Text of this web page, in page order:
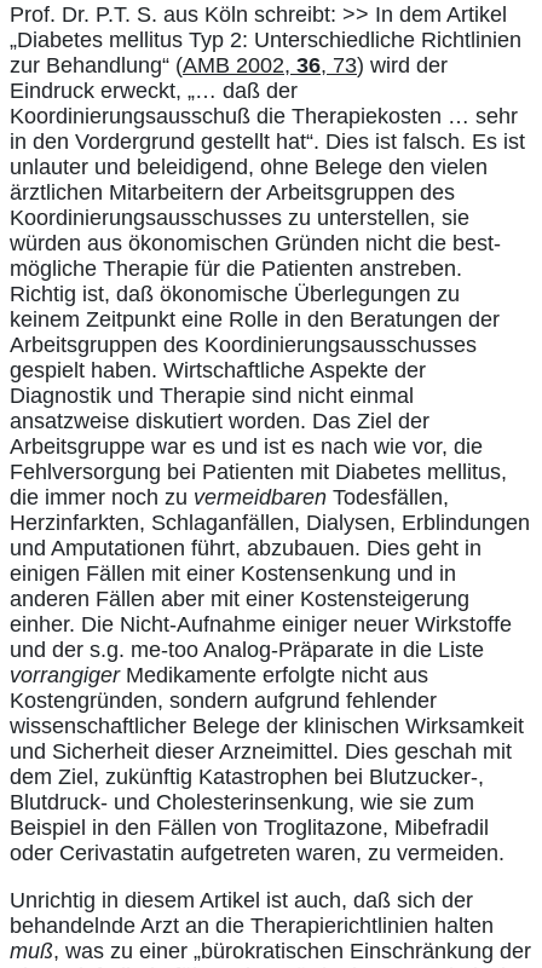
Prof. Dr. P.T. S. aus Köln schreibt: >> In dem Artikel
„Diabetes mellitus Typ 2: Unterschiedliche Richtlinien
zur Behandlung“ (AMB 2002, 36, 73) wird der
Eindruck erweckt, „… daß der
Koordinierungsausschuß die Therapiekosten … sehr
in den Vordergrund gestellt hat“. Dies ist falsch. Es ist
unlauter und beleidigend, ohne Belege den vielen
ärztlichen Mitarbeitern der Arbeitsgruppen des
Koordinierungsausschusses zu unterstellen, sie
würden aus ökonomischen Gründen nicht die best-
mögliche Therapie für die Patienten anstreben.
Richtig ist, daß ökonomische Überlegungen zu
keinem Zeitpunkt eine Rolle in den Beratungen der
Arbeitsgruppen des Koordinierungsausschusses
gespielt haben. Wirtschaftliche Aspekte der
Diagnostik und Therapie sind nicht einmal
ansatzweise diskutiert worden. Das Ziel der
Arbeitsgruppe war es und ist es nach wie vor, die
Fehlversorgung bei Patienten mit Diabetes mellitus,
die immer noch zu vermeidbaren Todesfällen,
Herzinfarkten, Schlaganfällen, Dialysen, Erblindungen
und Amputationen führt, abzubauen. Dies geht in
einigen Fällen mit einer Kostensenkung und in
anderen Fällen aber mit einer Kostensteigerung
einher. Die Nicht-Aufnahme einiger neuer Wirkstoffe
und der s.g. me-too Analog-Präparate in die Liste
vorrangigerMedikamente erfolgte nicht aus
Kostengründen, sondern aufgrund fehlender
wissenschaftlicher Belege der klinischen Wirksamkeit
und Sicherheit dieser Arzneimittel. Dies geschah mit
dem Ziel, zukünftig Katastrophen bei Blutzucker-,
Blutdruck- und Cholesterinsenkung, wie sie zum
Beispiel in den Fällen von Troglitazone, Mibefradil
oder Cerivastatin aufgetreten waren, zu vermeiden.
Unrichtig in diesem Artikel ist auch, daß sich der
behandelnde Arzt an die Therapierichtlinien halten
muß, was zu einer „bürokratischen Einschränkung der